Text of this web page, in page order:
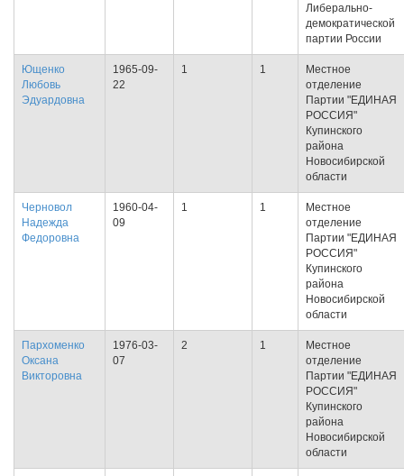
Либерально-
демократической
партии России
Ющенко
Любовь
Эдуардовна
1965-09-
22
1 1
Местное
отделение
Партии "ЕДИНАЯ
РОССИЯ"
Купинского
района
Новосибирской
области
Черновол
Надежда
Федоровна
1960-04-
09
1 1
Местное
отделение
Партии "ЕДИНАЯ
РОССИЯ"
Купинского
района
Новосибирской
области
Пархоменко
Оксана
Викторовна
1976-03-
07
2 1
Местное
отделение
Партии "ЕДИНАЯ
РОССИЯ"
Купинского
района
Новосибирской
области